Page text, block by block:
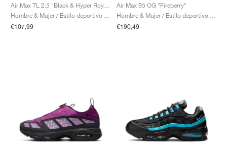
€107,99
Air Max 95 OG "Fireberry"
€190,49